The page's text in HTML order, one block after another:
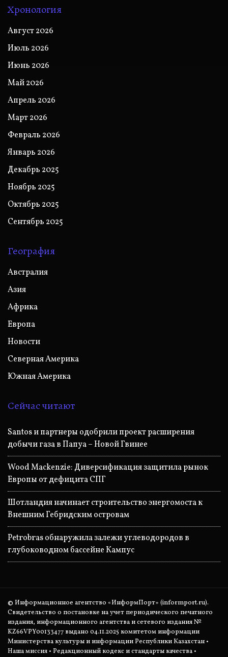
Хронология
Август 2026
Июль 2026
Июнь 2026
Май 2026
Апрель 2026
Март 2026
Февраль 2026
Январь 2026
Декабрь 2025
Ноябрь 2025
Октябрь 2025
Сентябрь 2025
География
Австралия
Азия
Африка
Европа
Новости
Северная Америка
Южная Америка
Сейчас читают
Santos и партнеры одобрили проект расширения
добычи газа в Папуа – Новой Гвинее
Wood Mackenzie: Диверсификация защитила рынок
Европы от дефицита СПГ
Шотландия начинает строительство энергомоста к
Внешним Гебридским островам
Petrobras обнаружила залежи углеводородов в
глубоководном бассейне Кампус
© Информационное агентство «ИнформПорт» (informport.ru).
Свидетельство о постановке на учет периодического печатного
издания, информационного агентства и сетевого издания №
KZ66VPY00133477 выдано 04.11.2025 комитетом информации
Министерства культуры и информации Республики Казахстан •
Наша миссия • Редакционный кодекс и стандарты качества •